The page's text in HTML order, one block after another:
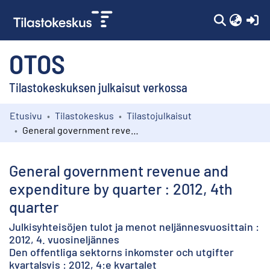
OTOS
Tilastokeskuksen julkaisut verkossa
Kokoelmat
Etusivu Tilastokeskus
Tilastojulkaisut
General government revenue and
expenditure by quarter : 2012, 4th
quarter
Julkisyhteisöjen tulot ja menot neljännesvuosittain :
2012, 4. vuosineljännes
Den offentliga sektorns inkomster och utgifter
kvartalsvis : 2012, 4:e kvartalet